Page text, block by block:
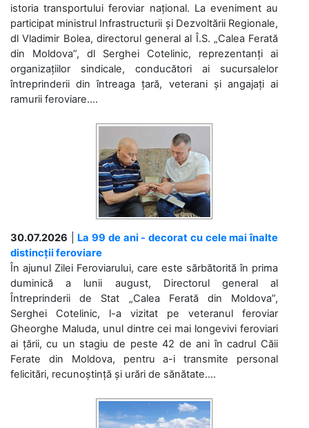
istoria transportului feroviar național. La eveniment au
participat ministrul Infrastructurii și Dezvoltării Regionale,
dl Vladimir Bolea, directorul general al Î.S. „Calea Ferată
din Moldova”, dl Serghei Cotelinic, reprezentanți ai
organizațiilor sindicale, conducători ai sucursalelor
întreprinderii din întreaga țară, veterani și angajați ai
ramurii feroviare....
30.07.2026
La 99 de ani - decorat cu cele mai înalte
distincții feroviare
În ajunul Zilei Feroviarului, care este sărbătorită în prima
duminică a lunii august, Directorul general al
Întreprinderii de Stat „Calea Ferată din Moldova”,
Serghei Cotelinic, l-a vizitat pe veteranul feroviar
Gheorghe Maluda, unul dintre cei mai longevivi feroviari
ai țării, cu un stagiu de peste 42 de ani în cadrul Căii
Ferate din Moldova, pentru a-i transmite personal
felicitări, recunoștință și urări de sănătate....